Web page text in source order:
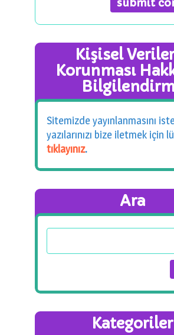
Kişisel
Korunması
Sitemizde yayınlanmasını
yazılarınızı bize iletmek için
tıklayınız.
Ara
Kategoriler